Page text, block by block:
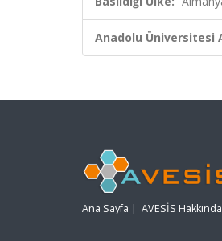
Anadolu Üniversitesi
Ana Sayfa | AVESİS Hakkında